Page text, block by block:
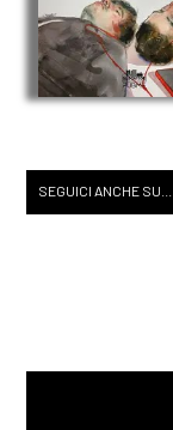
SEGUICI ANCHE SU...